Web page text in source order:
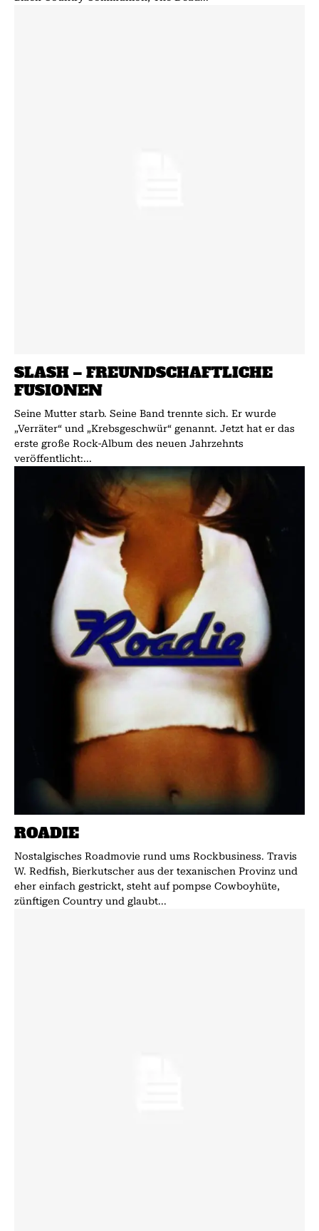
SLASH – FREUNDSCHAFTLICHE
FUSIONEN
Seine Mutter starb. Seine Band trennte sich. Er wurde
„Verräter“ und „Krebsgeschwür“ genannt. Jetzt hat er das
erste große Rock-Album des neuen Jahrzehnts
veröffentlicht:...
ROADIE
Nostalgisches Roadmovie rund ums Rockbusiness. Travis
W. Redfish, Bierkutsch­er aus der texanischen Provinz und
eher einfach gestrickt, steht auf pompse Cowboyhüte,
zünftigen Country und glaubt...